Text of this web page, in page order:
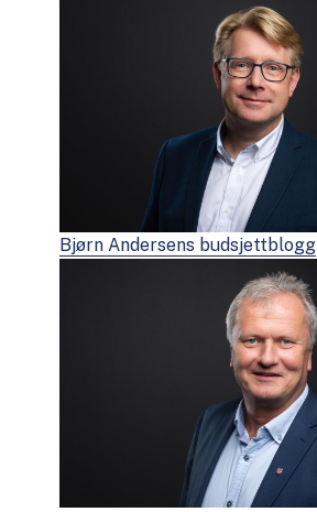
Bjørn Andersens budsjettblogg